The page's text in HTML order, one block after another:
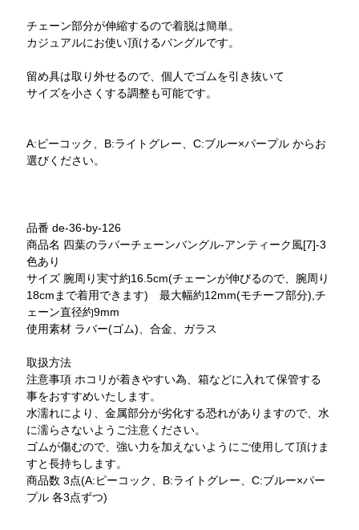
チェーン部分が伸縮するので着脱は簡単。
カジュアルにお使い頂けるバングルです。
留め具は取り外せるので、個人でゴムを引き抜いて
サイズを小さくする調整も可能です。
A:ピーコック、B:ライトグレー、C:ブルー×パープル からお
選びください。
品番 de-36-by-126
商品名 四葉のラバーチェーンバングル-アンティーク風[7]-3
色あり
サイズ 腕周り実寸約16.5cm(チェーンが伸びるので、腕周り
18cmまで着用できます) 最大幅約12mm(モチーフ部分),チ
ェーン直径約9mm
使用素材 ラバー(ゴム)、合金、ガラス
取扱方法
注意事項 ホコリが着きやすい為、箱などに入れて保管する
事をおすすめいたします。
水濡れにより、金属部分が劣化する恐れがありますので、水
に濡らさないようご注意ください。
ゴムが傷むので、強い力を加えないようにご使用して頂けま
すと長持ちします。
商品数 3点(A:ピーコック、B:ライトグレー、C:ブルー×パー
プル 各3点ずつ)